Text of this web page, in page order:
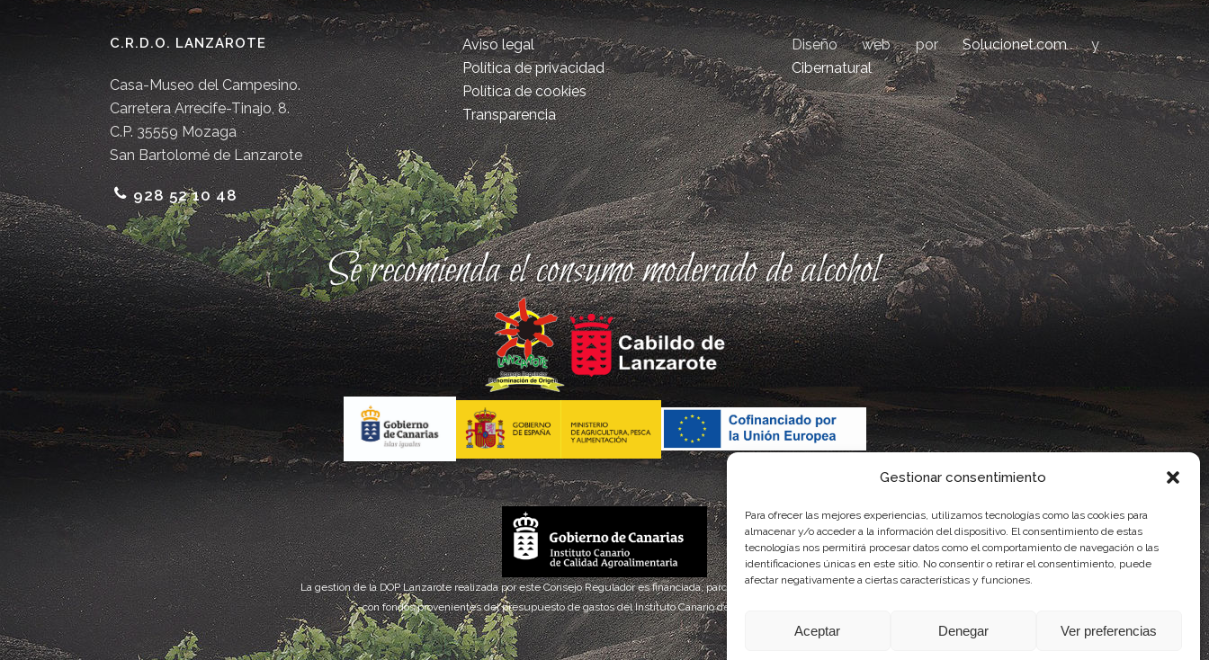
Gestionar consentimiento
Para ofrecer las mejores experiencias, utilizamos tecnologías como las cookies para
almacenar y/o acceder a la información del dispositivo. El consentimiento de estas
tecnologías nos permitirá procesar datos como el comportamiento de navegación o las
identificaciones únicas en este sitio. No consentir o retirar el consentimiento, puede
afectar negativamente a ciertas características y funciones.
Aceptar Denegar Ver preferencias
C.R.D.O. LANZAROTE
Casa-Museo del Campesino.
Carretera Arrecife-Tinajo, 8.
C.P. 35559 Mozaga
San Bartolomé de Lanzarote
928 52 10 48
Aviso legal
Política de privacidad
Política de cookies
Transparencia
Diseño web porSolucionet.comy
Cibernatural
Se recomienda el consumo moderado de alcohol
La gestión de la DOP Lanzarote realizada por este Consejo Regulador es financiada, parcialmente, por el Gobierno de Canarias
con fondos provenientes del presupuesto de gastos del Instituto Canario de Calidad Agroalimentaria